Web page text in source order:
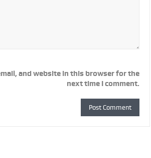
and website in this browser for the
next time I comment.